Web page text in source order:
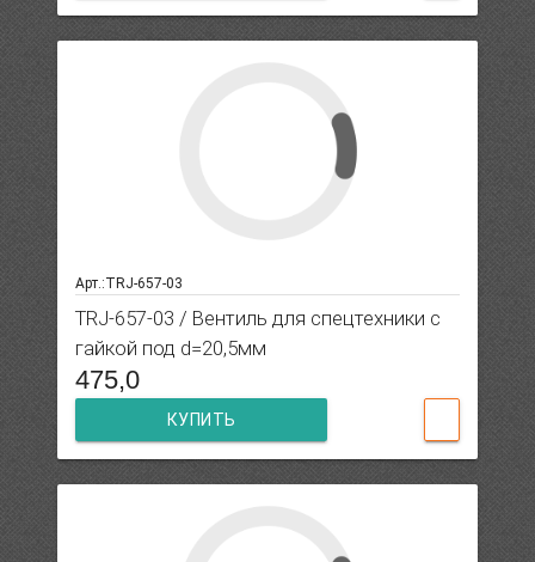
Арт.:TRJ-657-03
TRJ-657-03 / Вентиль для спецтехники с
гайкой под d=20,5мм
475,0
КУПИТЬ